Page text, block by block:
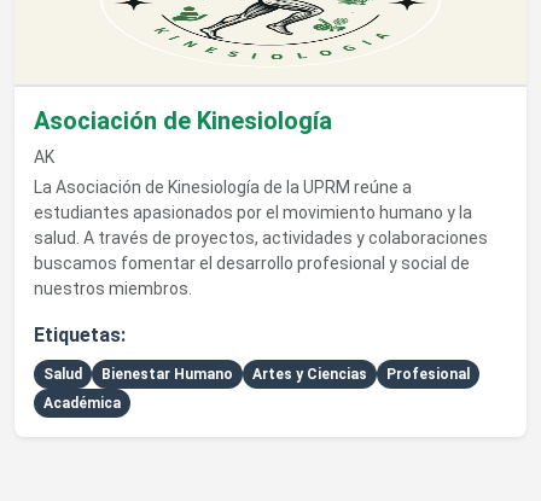
Asociación de Kinesiología
AK
La Asociación de Kinesiología de la UPRM reúne a
estudiantes apasionados por el movimiento humano y la
salud. A través de proyectos, actividades y colaboraciones
buscamos fomentar el desarrollo profesional y social de
nuestros miembros.
Etiquetas:
Salud Bienestar Humano Artes y Ciencias
Profesional
Académica